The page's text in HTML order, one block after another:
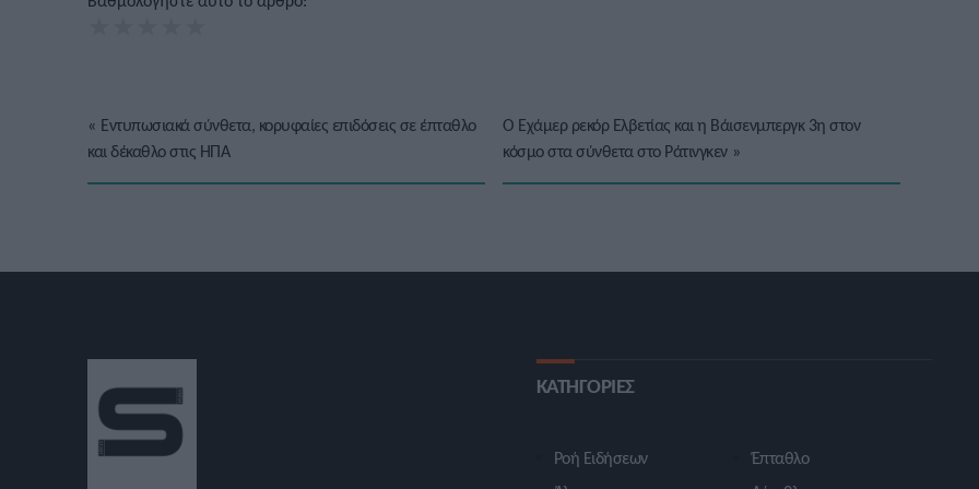
« Εντυπωσιακά σύνθετα, κορυφαίες επιδόσεις σε έπταθλο
και δέκαθλο στις ΗΠΑ
Ο Εχάμερ ρεκόρ Ελβετίας και η Βάισενμπεργκ 3η στον
κόσμο στα σύνθετα στο Ράτινγκεν»
ΚΑΤΗΓΟΡΙΕΣ
Ροή Ειδήσεων
Έπταθλο